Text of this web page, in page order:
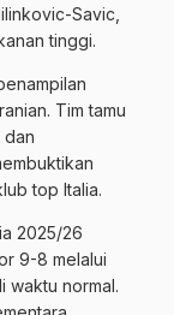
Savic,
tinggi.
Tim tamu
dan
top Italia.
2025/26
9-8 melalui
waktu normal.